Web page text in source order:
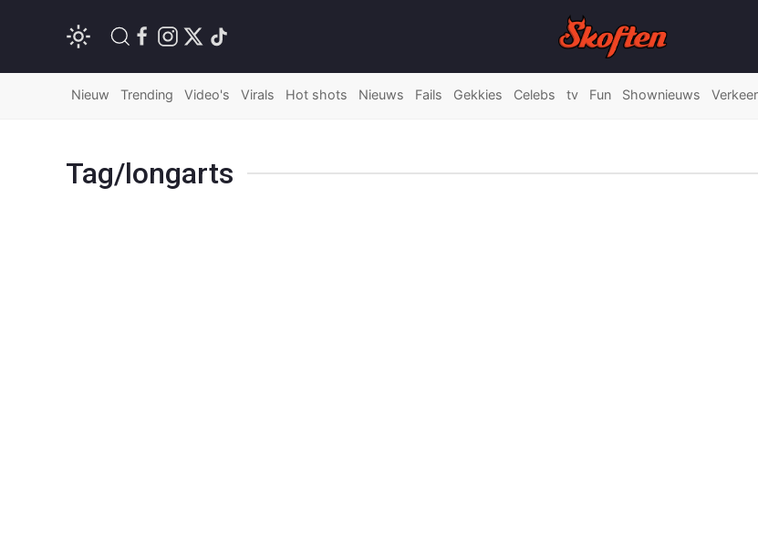
Nieuw Trending Video's Virals Hot shots Nieuws Fails Gekkies Celebs tv Fun Shownieuws Verkeer
Tag/longarts